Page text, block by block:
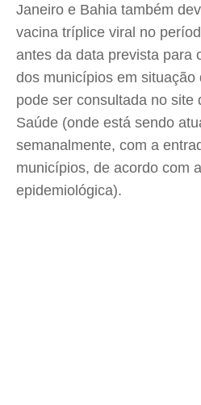
Janeiro e Bahia também
vacina tríplice viral no
antes da data prevista para
dos municípios em situação
pode ser consultada no site
Saúde (onde está sendo
semanalmente, com a
municípios, de acordo com
epidemiológica).